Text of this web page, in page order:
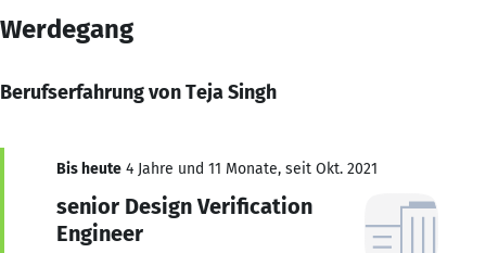
Werdegang
Berufserfahrung von Teja Singh
Bis heute 4 Jahre und 11 Monate, seit Okt. 2021
senior Design Verification
Engineer